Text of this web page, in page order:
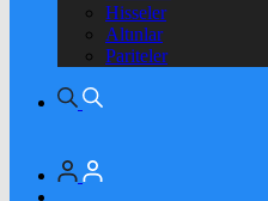
Hisseler
Altınlar
Pariteler